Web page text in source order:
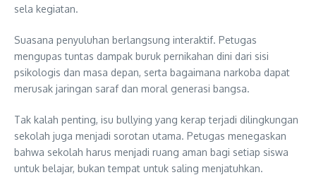
sela kegiatan.
Suasana penyuluhan berlangsung interaktif. Petugas
mengupas tuntas dampak buruk pernikahan dini dari sisi
psikologis dan masa depan, serta bagaimana narkoba dapat
merusak jaringan saraf dan moral generasi bangsa.
Tak kalah penting, isu bullying yang kerap terjadi dilingkungan
sekolah juga menjadi sorotan utama. Petugas menegaskan
bahwa sekolah harus menjadi ruang aman bagi setiap siswa
untuk belajar, bukan tempat untuk saling menjatuhkan.